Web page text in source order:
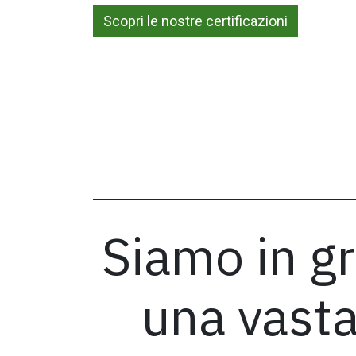
Scopri le nostre certificazioni
Siamo in
una